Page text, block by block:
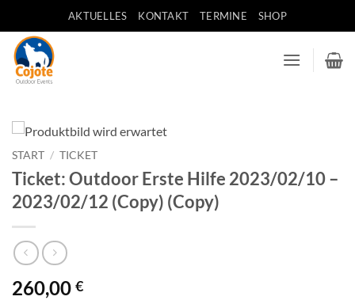
Inhalt
springen
AKTUELLES KONTAKT TERMINE SHOP
START / TICKET
Ticket: Outdoor Erste Hilfe 2023/02/10 –
2023/02/12 (Copy) (Copy)
260,00 €